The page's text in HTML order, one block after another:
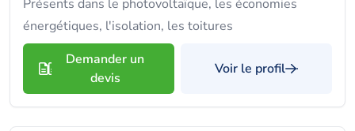
Présents dans le photovoltaïque, les économies
énergétiques, l'isolation, les toitures
Demander un
devis
Voir le profil